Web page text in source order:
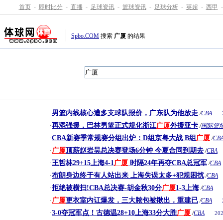
首页 - 即时比分 - 直播 - 足球资讯 - 篮球资讯 - 足球分析 - 英超 - 西甲 -
Spbo.COM 搜索 广厦 的结果
·男篮内线核心遭多支球队报价，广东队为他放走 /CBA
·再添强援，巴林男篮正式规化浙江广厦外援亚卡 /国际篮
·CBA新赛季常规赛分组出炉：D组京粤大战 B组广厦 /
·广厦顶薪赵岩昊总决赛登场6分钟 今夏合同到期去 /CBA
·王哲林29+15上海4-1广厦 时隔24年再夺CBA总冠军 /CBA
·布朗身边终于有人站出来 上海失误太多+犯规困扰 /CBA
·拒绝被横扫!CBA总决赛-胡金秋30分广厦1-3上海 /CBA
·广厦更衣室内讧爆发，三大脓包被揪出，重建已 /CBA
·3-0夺冠军点！古德温28+10上海33分大胜广厦 /CBA